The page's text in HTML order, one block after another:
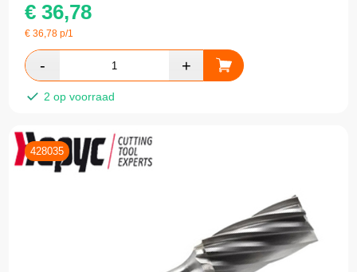
€ 36,78
€36,78 p/1
2 op voorraad
428035